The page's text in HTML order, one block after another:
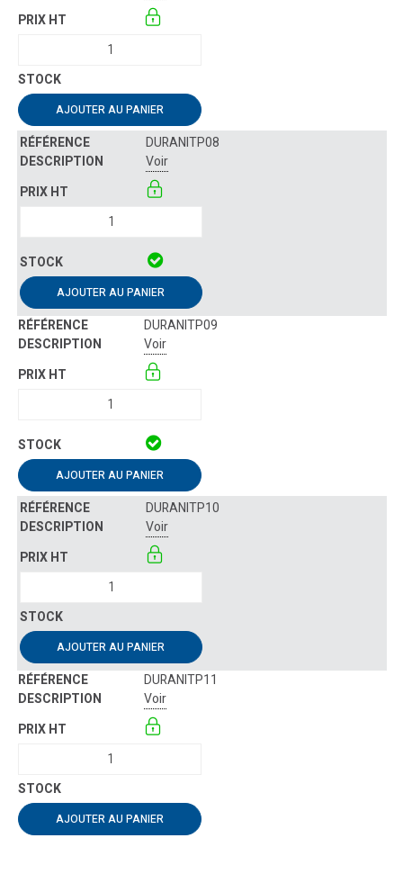
AJOUTER AU PANIER
DURANITP08
Voir
AJOUTER AU PANIER
DURANITP09
Voir
AJOUTER AU PANIER
DURANITP10
Voir
AJOUTER AU PANIER
DURANITP11
Voir
AJOUTER AU PANIER